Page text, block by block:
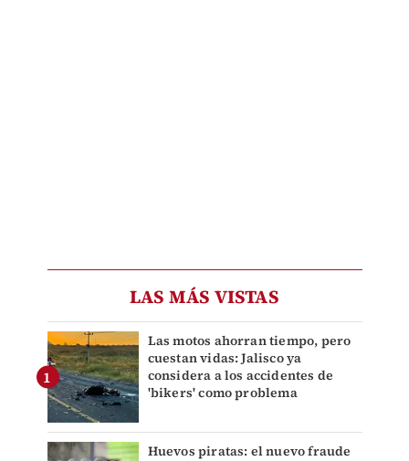
LAS MÁS VISTAS
Las motos ahorran tiempo, pero
cuestan vidas: Jalisco ya
considera a los accidentes de
'bikers' como problema
Huevos piratas: el nuevo fraude